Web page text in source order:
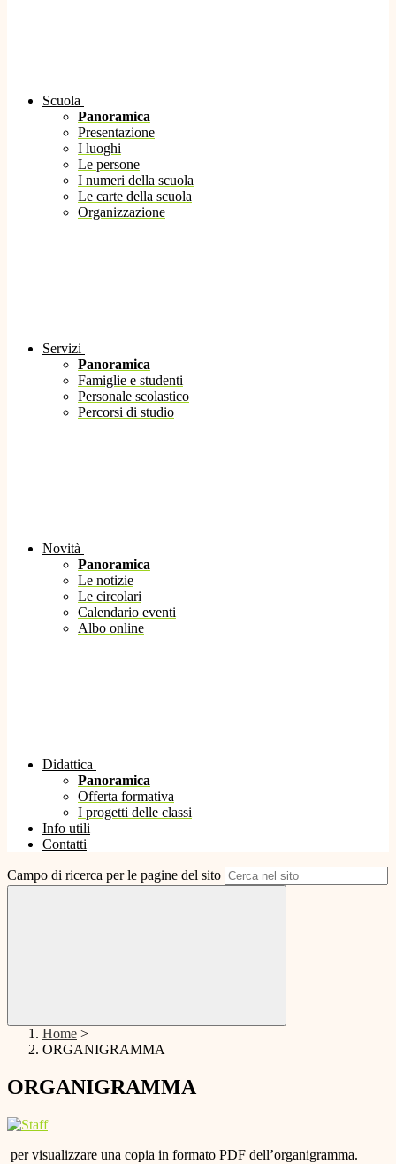
Scuola
Panoramica
Presentazione
I luoghi
Le persone
I numeri della scuola
Le carte della scuola
Organizzazione
Servizi
Panoramica
Famiglie e studenti
Personale scolastico
Percorsi di studio
Novità
Panoramica
Le notizie
Le circolari
Calendario eventi
Albo online
Didattica
Panoramica
Offerta formativa
I progetti delle classi
Info utili
Contatti
Campo di ricerca per le pagine del sito
Home >
ORGANIGRAMMA
ORGANIGRAMMA
per visualizzare una copia in formato PDF dell’organigramma.